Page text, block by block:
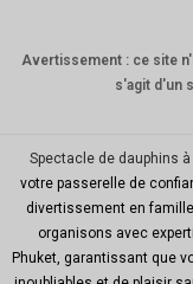
Avertissement : ce site
s'agit d'un
Spectacle de dauphins à
votre passerelle de
divertissement en
organisons avec
Phuket, garantissant que